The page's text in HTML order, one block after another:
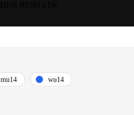
mu14 wu14